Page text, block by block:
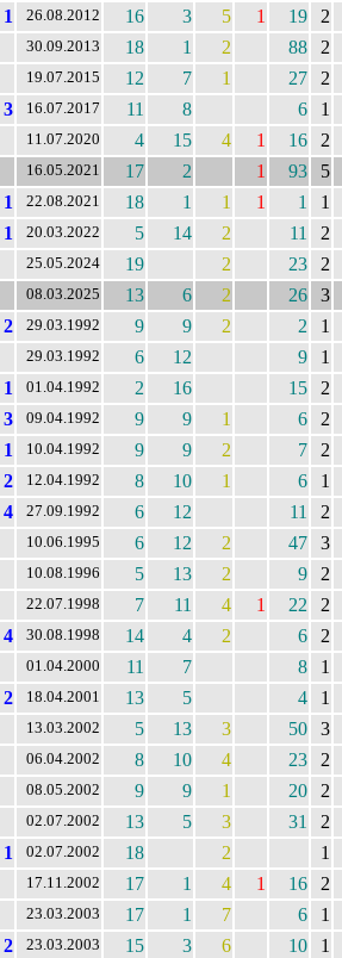
1 26.08.2012 16 3 5 1 19 2
30.09.2013 18 1 2 88 2
19.07.2015 12 7 1 27 2
3 16.07.2017 11 8 6 1
11.07.2020 4 15 4 1 16 2
16.05.2021 17 2 1 93 5
1 22.08.2021 18 1 1 1 1 1
1 20.03.2022 5 14 2 11 2
25.05.2024 19 2 23 2
08.03.2025 13 6 2 26 3
2 29.03.1992 9 9 2 2 1
29.03.1992 6 12 9 1
1 01.04.1992 2 16 15 2
3 09.04.1992 9 9 1 6 2
1 10.04.1992 9 9 2 7 2
2 12.04.1992 8 10 1 6 1
4 27.09.1992 6 12 11 2
10.06.1995 6 12 2 47 3
10.08.1996 5 13 2 9 2
22.07.1998 7 11 4 1 22 2
4 30.08.1998 14 4 2 6 2
01.04.2000 11 7 8 1
2 18.04.2001 13 5 4 1
13.03.2002 5 13 3 50 3
06.04.2002 8 10 4 23 2
08.05.2002 9 9 1 20 2
02.07.2002 13 5 3 31 2
1 02.07.2002 18 2 1
17.11.2002 17 1 4 1 16 2
23.03.2003 17 1 7 6 1
2 23.03.2003 15 3 6 10 1